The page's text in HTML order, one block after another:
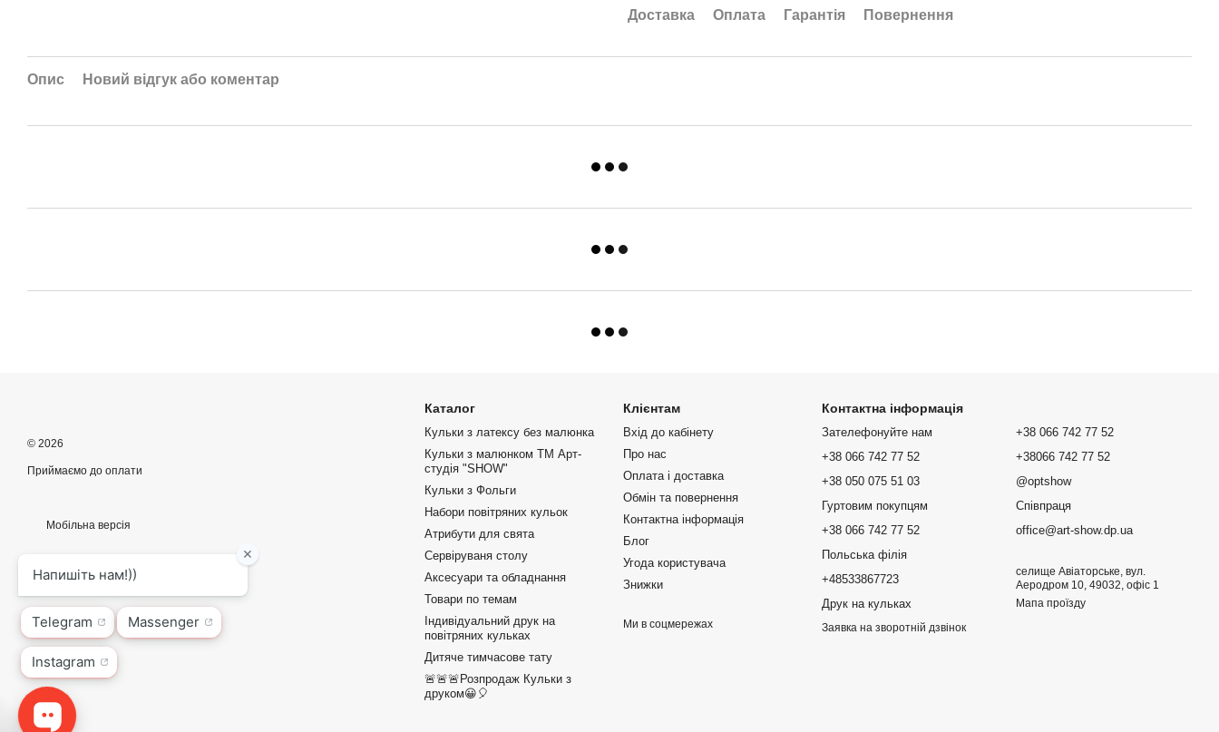
Доставка Оплата Гарантія Повернення
Опис Новий відгук або коментар
© 2026
Приймаємо до оплати
Мобільна версія
Каталог
Кульки з латексу без малюнка
Кульки з малюнком ТМ Арт-
студія "SHOW"
Кульки з Фольги
Набори повітряних кульок
Атрибути для свята
Сервіруваня столу
Аксесуари та обладнання
Товари по темам
Індивідуальний друк на
повітряних кульках
Дитяче тимчасове тату
🚨🚨🚨Розпродаж Кульки з
друком😀🎈
Клієнтам
Вхід до кабінету
Про нас
Оплата і доставка
Обмін та повернення
Контактна інформація
Блог
Угода користувача
Знижки
Ми в соцмережах
Контактна інформація
Зателефонуйте нам
+38 066 742 77 52
+38 050 075 51 03
Гуртовим покупцям
+38 066 742 77 52
Польська філія
+48533867723
Друк на кульках
Заявка на зворотній дзвінок
+38 066 742 77 52
+38066 742 77 52
@optshow
Співпраця
office@art-show.dp.ua
селище Авіаторське, вул.
Аеродром 10, 49032, офіс 1
Мапа проїзду